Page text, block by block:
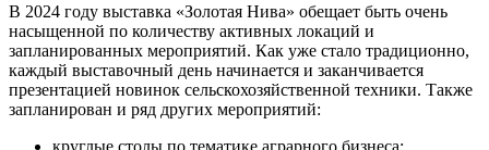
В 2024 году выставка «Золотая Нива» обещает быть очень
насыщенной по количеству активных локаций и
запланированных мероприятий. Как уже стало традиционно,
каждый выставочный день начинается и заканчивается
презентацией новинок сельскохозяйственной техники. Также
запланирован и ряд других мероприятий:
круглые столы по тематике аграрного бизнеса;